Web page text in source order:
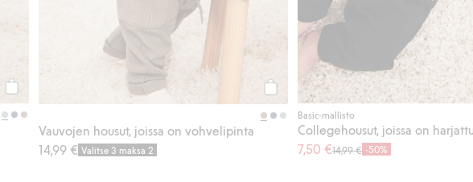
Osta
Osta
Vauvojen housut, joissa on vohvelipinta
14,99 € Valitse 3 maksa 2
Basic-mallisto
Collegehousut, joissa on
7,50 €14,99 € -50%